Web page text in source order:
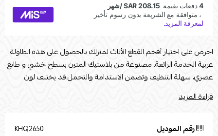
احرص على اختيار أفخم القطع الأثاث لمنزلك بالحصول على هذه الطاولة
عربية الخدمة الرائعة. مصنوعة من بلاستيك المتين بسطح خشبي و طابع
عصري، سهلة التنظيف وتضمن الاستدامة والتحمل.قد يختلف لون
المنتج قليلاً بسبب مصادر الإضاءة الفوتوغرافية أو إعدادات شاشتك.
تستخدم صور المنتج المرفقة في أغراض التوضيح فقطالقياسات : الطول:
خشب
قراءة المزيد
رقم الموديل KHQ2650